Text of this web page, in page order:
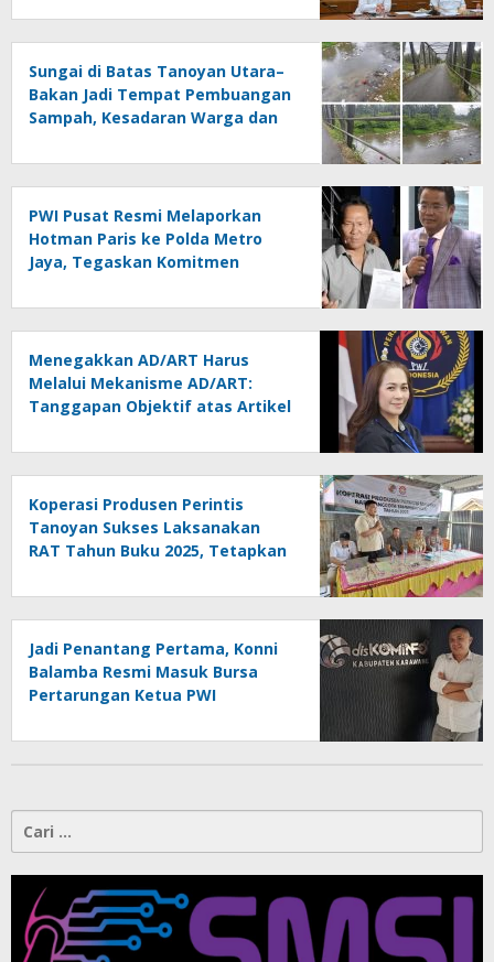
Sungai di Batas Tanoyan Utara–
Bakan Jadi Tempat Pembuangan
Sampah, Kesadaran Warga dan
Dipertanyakan
PWI Pusat Resmi Melaporkan
Hotman Paris ke Polda Metro
Jaya, Tegaskan Komitmen
Menegakkan AD/ART Harus
Melalui Mekanisme AD/ART:
Tanggapan Objektif atas Artikel
Konspirasi Melanggar Aturan”
Koperasi Produsen Perintis
Tanoyan Sukses Laksanakan
RAT Tahun Buku 2025, Tetapkan
Keputusan Anggota
Jadi Penantang Pertama, Konni
Balamba Resmi Masuk Bursa
Pertarungan Ketua PWI
Cari
untuk: